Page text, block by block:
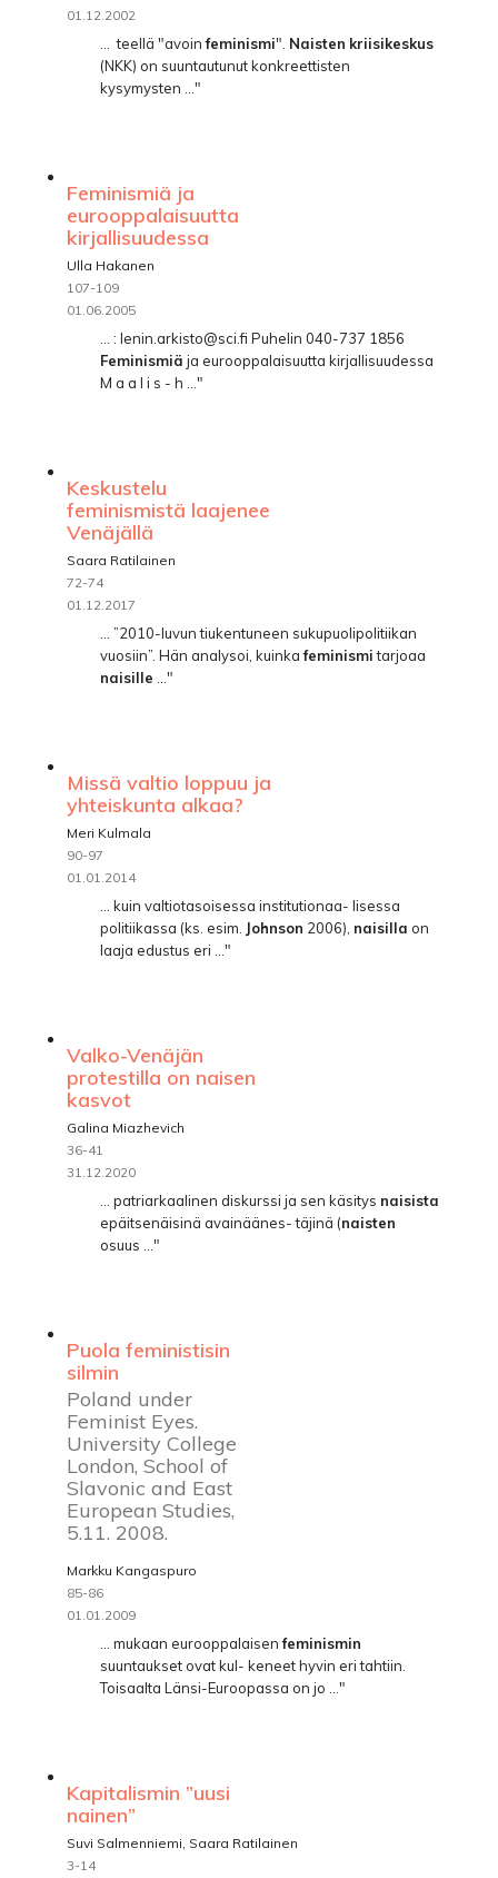
01.12.2002
... ­ teellä "avoinfeminismi". Naisten kriisikeskus
(NKK) on suuntautunut konkreettisten
kysymysten ..."
Feminismiä ja
eurooppalaisuutta
kirjallisuudessa
Ulla Hakanen
107-109
01.06.2005
... : lenin.arkisto@sci.fi Puhelin 040-737 1856
Feminismiä ja eurooppalaisuutta kirjallisuudessa
M a a l i s - h ..."
Keskustelu
feminismistä laajenee
Venäjällä
Saara Ratilainen
72-74
01.12.2017
... ”2010-luvun tiukentuneen sukupuolipolitiikan
vuosiin”. Hän analysoi, kuinkafeminismitarjoaa
naisille ..."
Missä valtio loppuu ja
yhteiskunta alkaa?
Meri Kulmala
90-97
01.01.2014
... kuin valtiotasoisessa institutionaa- lisessa
politiikassa (ks. esim. Johnson 2006), naisilla on
laaja edustus eri ..."
Valko-Venäjän
protestilla on naisen
kasvot
Galina Miazhevich
36-41
31.12.2020
... patriarkaalinen diskurssi ja sen käsitys naisista
epäitsenäisinä avainäänes- täjinä (naisten
osuus ..."
Puola feministisin
silmin
Poland under
Feminist Eyes.
University College
London, School of
Slavonic and East
European Studies,
5.11. 2008.
Markku Kangaspuro
85-86
01.01.2009
... mukaan eurooppalaisenfeminismin
suuntaukset ovat kul- keneet hyvin eri tahtiin.
Toisaalta Länsi-Euroopassa on jo ..."
Kapitalismin ”uusi
nainen”
Suvi Salmenniemi, Saara Ratilainen
3-14